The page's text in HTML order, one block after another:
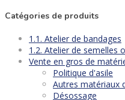
Catégories de produits
1.1. Atelier de bandages
1.2. Atelier de semelles
Vente en gros de
Politique d'asile
Autres matériaux
Désossage